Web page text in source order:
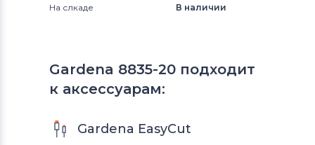
На слкаде
В наличии
Gardena 8835-20 подходит
к аксессуарам:
Gardena EasyCut